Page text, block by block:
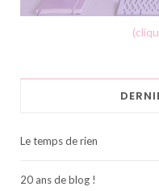
Le temps de rien
20 ans de blog !